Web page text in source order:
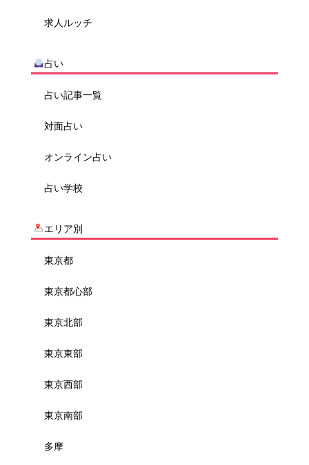
求人ルッチ
占い
占い記事一覧
対面占い
オンライン占い
占い学校
エリア別
東京都
東京都心部
東京北部
東京東部
東京西部
東京南部
多摩